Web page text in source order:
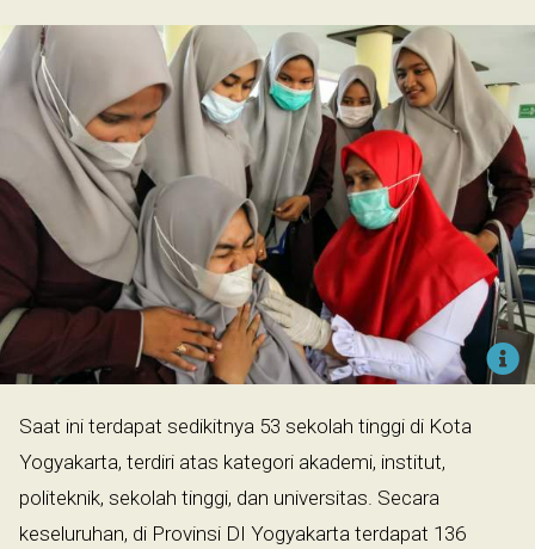
Saat ini terdapat sedikitnya 53 sekolah tinggi di Kota
Yogyakarta, terdiri atas kategori akademi, institut,
politeknik, sekolah tinggi, dan universitas. Secara
keseluruhan, di Provinsi DI Yogyakarta terdapat 136